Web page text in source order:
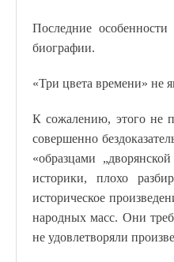
Последние
биографии.
«Три цвета времени» не
К сожалению, этого не
совершенно
«образцами
историки, плохо
историческое
народных масс. Они
не удовлетворяли